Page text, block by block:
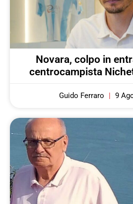
Novara, colpo in
centrocampista
Guido Ferraro 9